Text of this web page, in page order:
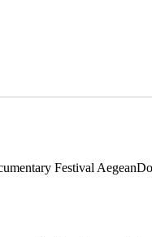
Festival